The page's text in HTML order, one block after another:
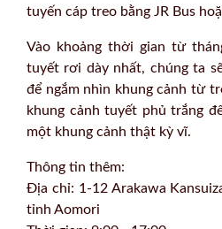
tuyến cáp treo bằng JR Bus
Vào khoảng thời gian từ
tuyết rơi dày nhất, chúng ta
để ngắm nhìn khung cảnh từ
khung cảnh tuyết phủ trắng
một khung cảnh thật kỳ vĩ.
Thông tin thêm:
Địa chỉ: 1-12 Arakawa
tỉnh Aomori